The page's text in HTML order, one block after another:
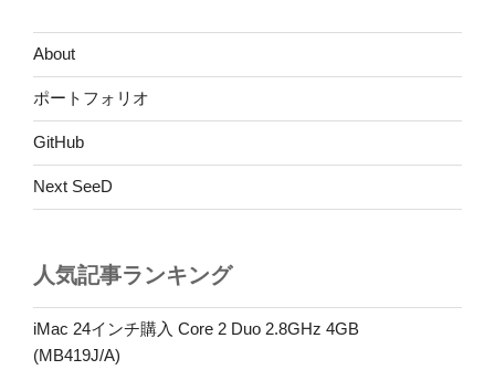
About
ポートフォリオ
GitHub
Next SeeD
人気記事ランキング
iMac 24インチ購入 Core 2 Duo 2.8GHz 4GB
(MB419J/A)